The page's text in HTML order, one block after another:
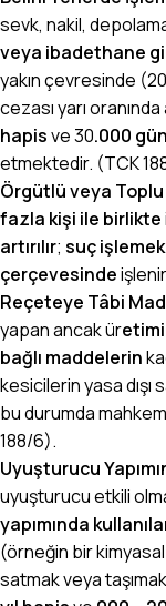
sevk, nakil,
veya ibadethane
yakın çevresinde
cezası yarı oranında
hapisve 30.000
etmektedir. (TCK
Örgütlü veya
fazla kişi ile birlikte
artırılır; suç
çerçevesinde
Reçeteye Tâbi
yapan ancak ür
bağlı maddelerin
kesicilerin yasa dışı
bu durumda
188/6).
Uyuşturucu
uyuşturucu etkili
yapımında
(örneğin bir
satmak veya